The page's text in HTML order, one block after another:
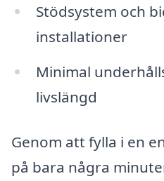
Stödsystem och
installationer
Minimal
livslängd
Genom att fylla i en
på bara några